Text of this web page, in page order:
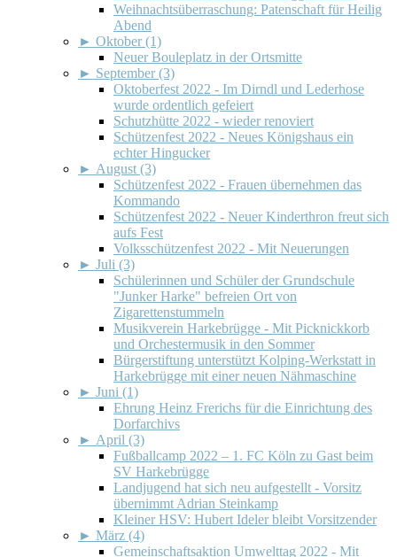
Weihnachtsüberraschung: Patenschaft für Heilig
Abend
► Oktober (1)
Neuer Bouleplatz in der Ortsmitte
► September (3)
Oktoberfest 2022 - Im Dirndl und Lederhose
wurde ordentlich gefeiert
Schutzhütte 2022 - wieder renoviert
Schützenfest 2022 - Neues Königshaus ein
echter Hingucker
► August (3)
Schützenfest 2022 - Frauen übernehmen das
Kommando
Schützenfest 2022 - Neuer Kinderthron freut sich
aufs Fest
Volksschützenfest 2022 - Mit Neuerungen
► Juli (3)
Schülerinnen und Schüler der Grundschule
"Junker Harke" befreien Ort von
Zigarettenstummeln
Musikverein Harkebrügge - Mit Picknickkorb
und Orchestermusik in den Sommer
Bürgerstiftung unterstützt Kolping-Werkstatt in
Harkebrügge mit einer neuen Nähmaschine
► Juni (1)
Ehrung Heinz Frerichs für die Einrichtung des
Dorfarchivs
► April (3)
Fußballcamp 2022 – 1. FC Köln zu Gast beim
SV Harkebrügge
Landjugend hat sich neu aufgestellt - Vorsitz
übernimmt Adrian Steinkamp
Kleiner HSV: Hubert Ideler bleibt Vorsitzender
► März (4)
Gemeinschaftsaktion Umwelttag 2022 - Mit